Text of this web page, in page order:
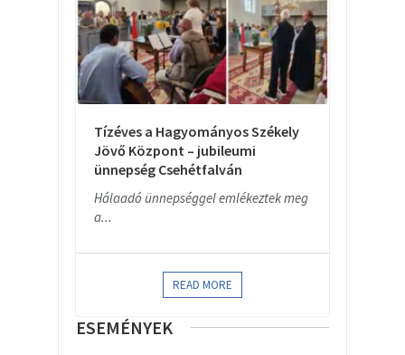
Tízéves a Hagyományos Székely
Jövő Központ – jubileumi
ünnepség Csehétfalván
Hálaadó ünnepséggel emlékeztek meg
a...
READ MORE
ESEMÉNYEK